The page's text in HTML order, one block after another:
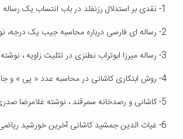
1- نقدی بر استدلال رزنفلد در باب انتساب یک رساله ریاضی با الغ بیگ، نوشته فاطمه سوادی ، مجله تاریخ علم، شماره 4 ، سال 1384
2- رساله ای فارسی درباره محاسبه جیب یک درجه، نوشته فاطمه سوادی ، مجله تاریخ علم، شماره 6 ، سال 1387
3- رساله میرزا ابوتراب نطنزی در تثلیث زاویه ، نوشته فاطمه دوست قرین ، مجله تاریخ علم ، شماره 8 ، سال 1388
4- روش ابتکاری کاشانی در محاسبه عدد « پی » و جایگاه آن در تاریخ ریاضیات ، نوشته یان هوخندایک ، مجله میراث مکتوب ، شماره 28 ، سال 1384
5- کاشانی و رصدخانه سمرقند ، نوشته غلامرضا صدری افشار ، مجله آشتی با ریاضیات ، شماره 1 ، سال 1358
6- غیاث الدین جمشید کاشانی آخرین خورشید ریاضی آسمان ایران ، نوشته پرویز شهریاری ، مجله آشتی با ریاضیات ، شماره 1 ، سال 1358